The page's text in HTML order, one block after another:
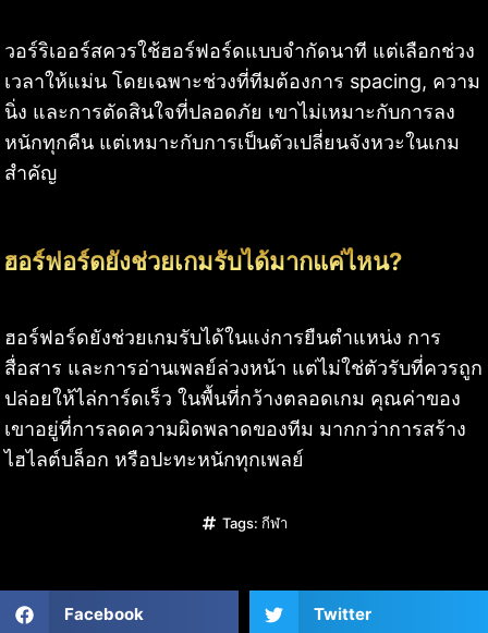
วอร์ริเออร์สควรใช้ฮอร์ฟอร์ดแบบจำกัดนาที แต่เลือกช่วง
เวลาให้แม่น โดยเฉพาะช่วงที่ทีมต้องการ spacing, ความ
นิ่ง และการตัดสินใจที่ปลอดภัย เขาไม่เหมาะกับการลง
หนักทุกคืน แต่เหมาะกับการเป็นตัวเปลี่ยนจังหวะในเกม
สำคัญ
ฮอร์ฟอร์ดยังช่วยเกมรับได้มากแค่ไหน?
ฮอร์ฟอร์ดยังช่วยเกมรับได้ในแง่การยืนตำแหน่ง การ
สื่อสาร และการอ่านเพลย์ล่วงหน้า แต่ไม่ใช่ตัวรับที่ควรถูก
ปล่อยให้ไล่การ์ดเร็ว ในพื้นที่กว้างตลอดเกม คุณค่าของ
เขาอยู่ที่การลดความผิดพลาดของทีม มากกว่าการสร้าง
ไฮไลต์บล็อก หรือปะทะหนักทุกเพลย์
Tags: กีฬา
Facebook Twitter